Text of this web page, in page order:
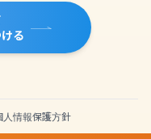
る
人情報保護方針